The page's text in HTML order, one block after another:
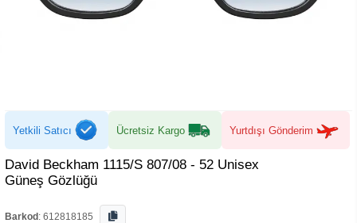
Yetkili Satıcı Ücretsiz Kargo Yurtdışı Gönderim
David Beckham 1115/S 807/08 - 52 Unisex
Güneş Gözlüğü
Barkod : 612818185